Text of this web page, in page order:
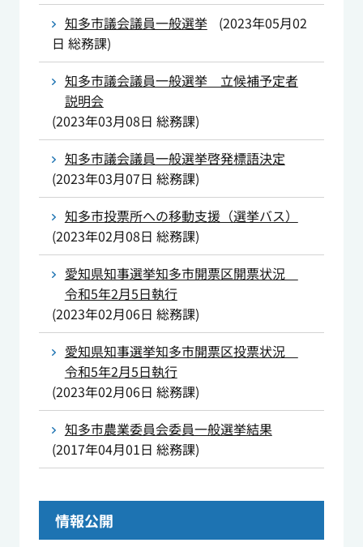
知多市議会議員一般選挙 (2023年05月02
日 総務課)
知多市議会議員一般選挙 立候補予定者
説明会
(2023年03月08日 総務課)
知多市議会議員一般選挙啓発標語決定
(2023年03月07日 総務課)
知多市投票所への移動支援（選挙バス）
(2023年02月08日 総務課)
愛知県知事選挙知多市開票区開票状況
令和5年2月5日執行
(2023年02月06日 総務課)
愛知県知事選挙知多市開票区投票状況
令和5年2月5日執行
(2023年02月06日 総務課)
知多市農業委員会委員一般選挙結果
(2017年04月01日 総務課)
情報公開